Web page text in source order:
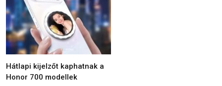
Hátlapi kijelzőt kaphatnak a
Honor 700 modellek